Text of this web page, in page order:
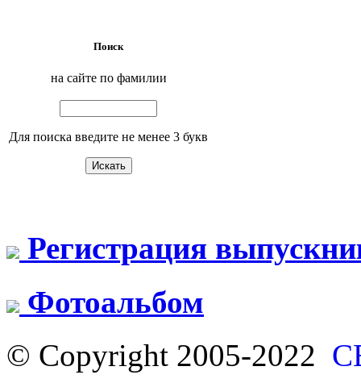
Поиск
на сайте по фамилии
Для поиска введите не менее 3 букв
Регистрация
Фотоальбом
© Copyright 2005-2022